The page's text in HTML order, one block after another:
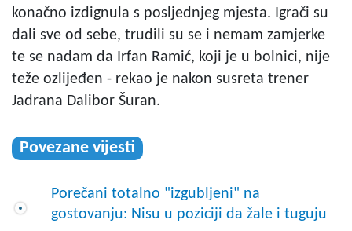
konačno izdignula s posljednjeg mjesta. Igrači su
dali sve od sebe, trudili su se i nemam zamjerke
te se nadam da Irfan Ramić, koji je u bolnici, nije
teže ozlijeđen - rekao je nakon susreta trener
Jadrana Dalibor Šuran.
Povezane vijesti
Porečani totalno "izgubljeni" na
gostovanju: Nisu u poziciji da žale i tuguju